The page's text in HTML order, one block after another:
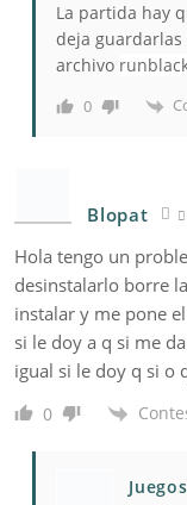
La partida hay
deja guardarlas
archivo
0
Blopat
Hola tengo un
desinstalarlo borre
instalar y me pone
si le doy a q si me
igual si le doy q si o
0